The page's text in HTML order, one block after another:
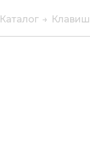
Каталог